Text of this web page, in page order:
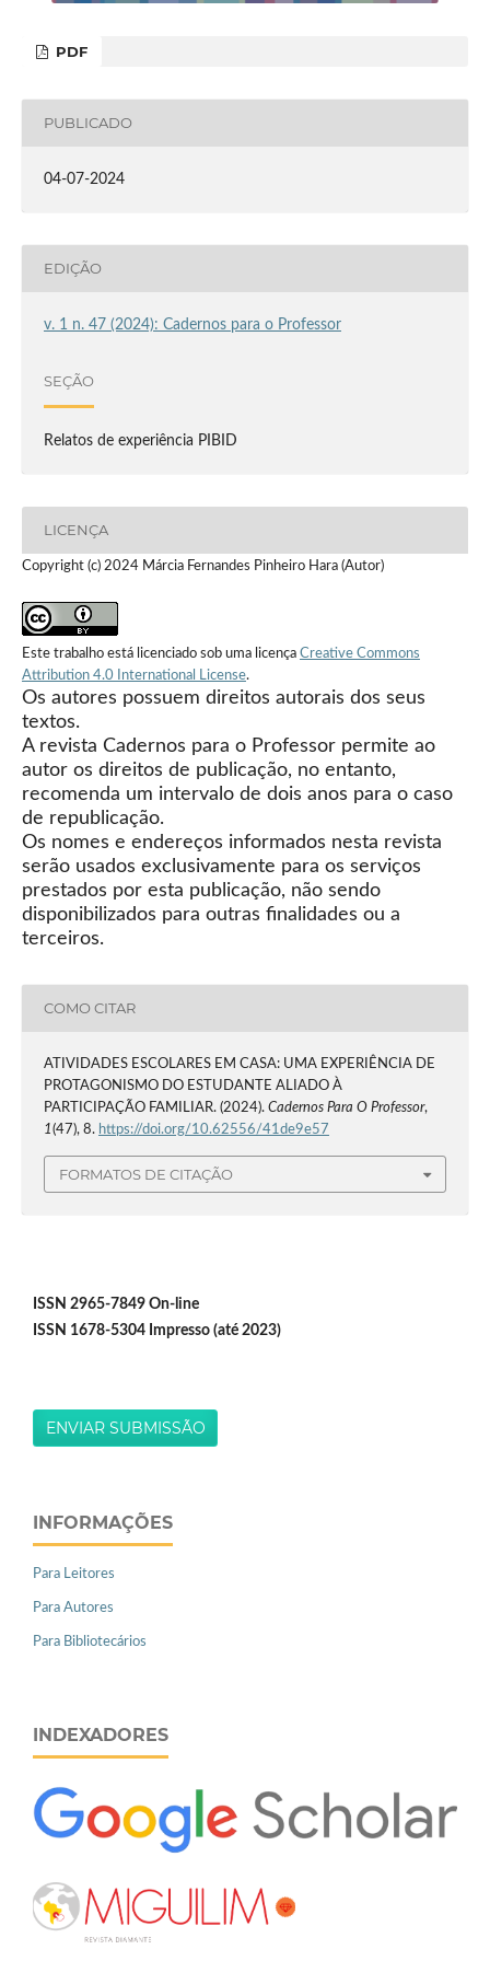
PDF
PUBLICADO
04-07-2024
EDIÇÃO
v. 1 n. 47 (2024): Cadernos para o Professor
SEÇÃO
Relatos de experiência PIBID
LICENÇA
Copyright (c) 2024 Márcia Fernandes Pinheiro Hara (Autor)
Este trabalho está licenciado sob uma licença Creative Commons
Attribution 4.0 International License.
Os autores possuem direitos autorais dos seus
textos.
A revista Cadernos para o Professor permite ao
autor os direitos de publicação, no entanto,
recomenda um intervalo de dois anos para o caso
de republicação.
Os nomes e endereços informados nesta revista
serão usados exclusivamente para os serviços
prestados por esta publicação, não sendo
disponibilizados para outras finalidades ou a
terceiros.
COMO CITAR
ATIVIDADES ESCOLARES EM CASA: UMA EXPERIÊNCIA DE
PROTAGONISMO DO ESTUDANTE ALIADO À
PARTICIPAÇÃO FAMILIAR. (2024). Cadernos Para O Professor,
1(47), 8. https://doi.org/10.62556/41de9e57
FORMATOS DE CITAÇÃO
ISSN 2965-7849 On-line
ISSN 1678-5304 Impresso (até 2023)
ENVIAR SUBMISSÃO
INFORMAÇÕES
Para Leitores
Para Autores
Para Bibliotecários
INDEXADORES